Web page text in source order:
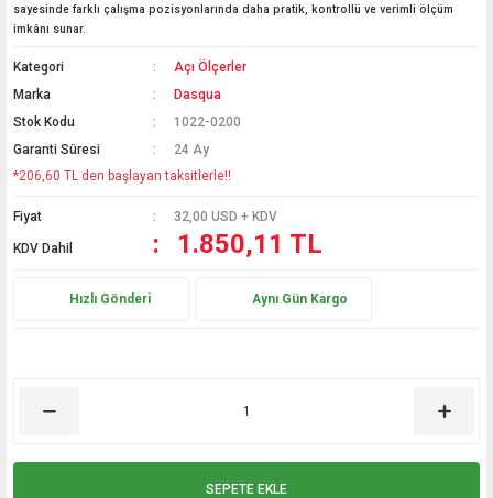
sayesinde farklı çalışma pozisyonlarında daha pratik, kontrollü ve verimli ölçüm
imkânı sunar.
Kategori
Açı Ölçerler
Marka
Dasqua
Stok Kodu
1022-0200
Garanti Süresi
24 Ay
*206,60 TL den başlayan taksitlerle!!
Fiyat 32,00 USD + KDV
KDV Dahil 1.850,11 TL
Hızlı Gönderi Aynı Gün Kargo
SEPETE EKLE